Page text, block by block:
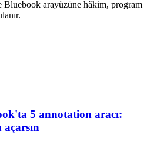
Bluebook arayüzüne hâkim, program
5 annotation aracı: